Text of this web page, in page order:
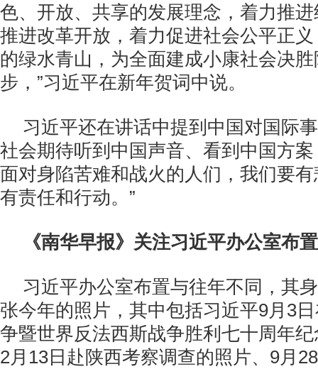
色、开放、共享的发展理念，着力推
推进改革开放，着力促进社会公平正
的绿水青山，为全面建成小康社会决
步，”习近平在新年贺词中说。
习近平还在讲话中提到中国对国际
社会期待听到中国声音、看到中国方
面对身陷苦难和战火的人们，我们要
有责任和行动。”
《南华早报》关注习近平办公室布置
习近平办公室布置与往年不同，其
张今年的照片，其中包括习近平9月3
争暨世界反法西斯战争胜利七十周年
2月13日赴陕西考察调查的照片、9月